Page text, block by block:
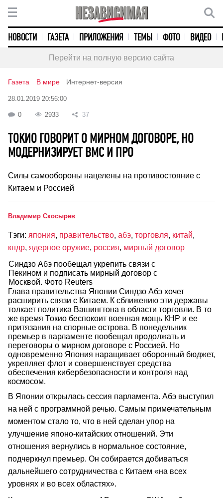
НОВОСТИ ГАЗЕТА ПРИЛОЖЕНИЯ ТЕМЫ ФОТО ВИДЕО
Перейти на полную версию сайта
Газета В мире Интернет-версия
28.01.2019 20:56:00
0 2933 37
ТОКИО ГОВОРИТ О МИРНОМ ДОГОВОРЕ, НО
МОДЕРНИЗИРУЕТ ВМС И ПРО
Силы самообороны нацелены на противостояние с
Китаем и Россией
Владимир Скосырев
Тэги: япония, правительство, абэ, торговля, китай,
кндр, ядерное оружие, россия, мирный договор
Синдзо Абэ пообещал укрепить связи с
Пекином и подписать мирный договор с
Москвой. Фото Reuters
Глава правительства Японии Синдзо Абэ хочет
расширить связи с Китаем. К сближению эти державы
толкает политика Вашингтона в области торговли. В то
же время Токио беспокоит военная мощь КНР и ее
притязания на спорные острова. В понедельник
премьер в парламенте пообещал продолжать и
переговоры о мирном договоре с Россией. Но
одновременно Япония наращивает оборонный бюджет,
укрепляет флот и совершенствует средства
обеспечения кибербезопасности и контроля над
космосом.
В Японии открылась сессия парламента. Абэ выступил
на ней с программной речью. Самым примечательным
моментом стало то, что в ней сделан упор на
улучшение японо-китайских отношений. Эти
отношения вернулись в нормальное состояние,
подчеркнул премьер. Он собирается добиваться
дальнейшего сотрудничества с Китаем «на всех
уровнях и во всех областях».